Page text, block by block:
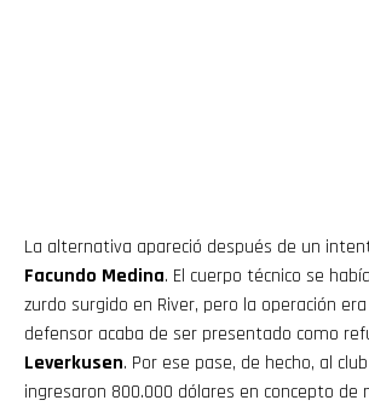
La alternativa apareció después de un
Facundo Medina. El cuerpo técnico se
zurdo surgido en River, pero la operación
defensor acaba de ser presentado como
Leverkusen. Por ese pase, de hecho, al
ingresaron 800.000 dólares en concepto de